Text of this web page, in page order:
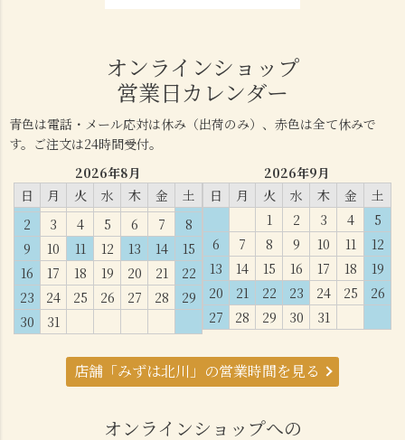
オンラインショップ
営業日カレンダー
青色は電話・メール応対は休み（出荷のみ）、赤色は全て休みで
す。ご注文は24時間受付。
2026年8月
日
月 火 水 木 金
土
2
3 4 5 6 7
8
9
10 11 12 13 14
15
16
17 18 19 20 21
22
23
24 25 26 27 28
29
30
31
2026年9月
日
月 火 水 木 金
土
1
2 3 4
5
6
7 8 9 10 11
12
13
14 15 16 17 18
19
20
21 22 23 24 25
26
27
28 29 30 31
店舗「みずは北川」の営業時間を見る
オンラインショップへの